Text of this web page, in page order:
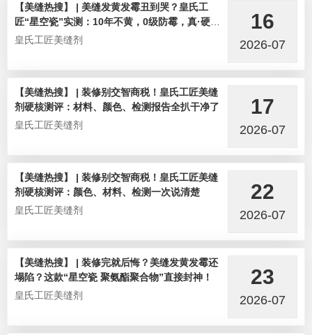
【美缝热搜】 | 美缝发黄发霉丑到哭？皇氏工
匠“星空瓷”实测：10年不黄，0级防霉，真·硬核
选手！
皇氏工匠美缝剂
16
2026-07
【美缝热搜】 | 装修别交智商税！皇氏工匠美缝
剂硬核测评：材料、颜色、检测报告全扒干净了
皇氏工匠美缝剂
17
2026-07
【美缝热搜】 | 装修别交智商税！皇氏工匠美缝
剂硬核测评：颜色、材料、检测一次说清楚
皇氏工匠美缝剂
22
2026-07
【美缝热搜】 | 装修完就后悔？美缝发黄发霉还
塌陷？这款“星空瓷 聚氨酯聚合物”直接封神！
皇氏工匠美缝剂
23
2026-07